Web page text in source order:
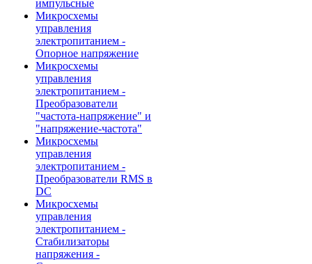
импульсные
Микросхемы
управления
электропитанием -
Опорное напряжение
Микросхемы
управления
электропитанием -
Преобразователи
"частота-напряжение" и
"напряжение-частота"
Микросхемы
управления
электропитанием -
Преобразователи RMS в
DC
Микросхемы
управления
электропитанием -
Стабилизаторы
напряжения -